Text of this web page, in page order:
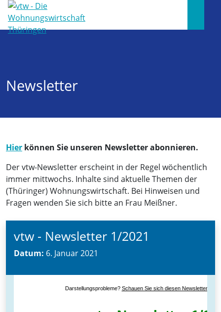
Newsletter
Hier können Sie unseren Newsletter abonnieren.
Der vtw-Newsletter erscheint in der Regel wöchentlich
immer mittwochs. Inhalte sind aktuelle Themen der
(Thüringer) Wohnungswirtschaft. Bei Hinweisen und
Fragen wenden Sie sich bitte an Frau Meißner.
vtw - Newsletter 1/2021
Datum: 6. Januar 2021